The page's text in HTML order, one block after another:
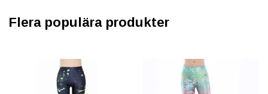
Flera populära produkter